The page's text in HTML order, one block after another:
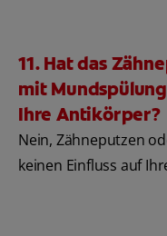
11. Hat das
mit
Ihre Antikörper?
Nein, Zähneputzen
keinen Einfluss auf